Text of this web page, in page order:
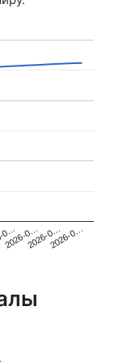
0…
2026-0…2026-0…2026-0…